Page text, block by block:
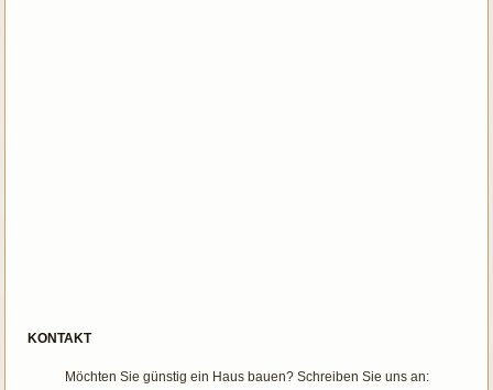
KONTAKT
Möchten Sie günstig ein Haus bauen? Schreiben Sie uns an: